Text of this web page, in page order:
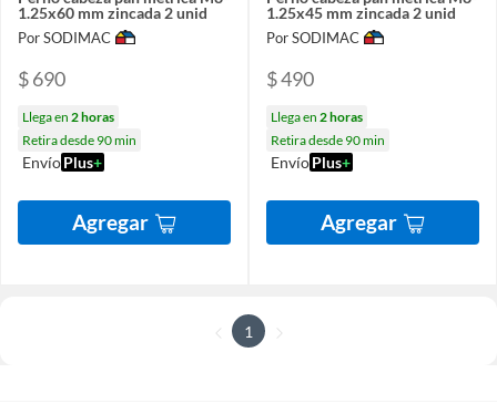
1.25x60 mm zincada 2 unid
Por SODIMAC
$ 690
Llega en 2 horas
Retira desde 90 min
EnvíoPlus+
Agregar
1.25x45 mm zincada 2 unid
Por SODIMAC
$ 490
Llega en 2 horas
Retira desde 90 min
EnvíoPlus+
Agregar
1